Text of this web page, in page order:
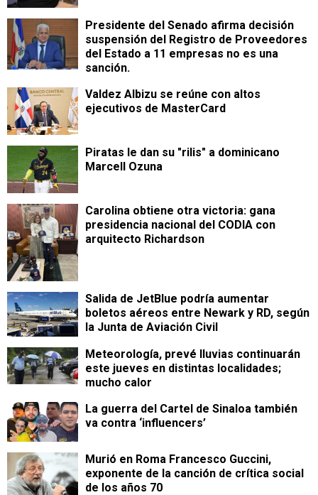
Presidente del Senado afirma decisión
suspensión del Registro de Proveedores
del Estado a 11 empresas no es una
sanción.
Valdez Albizu se reúne con altos
ejecutivos de MasterCard
Piratas le dan su "rilis" a dominicano
Marcell Ozuna
Carolina obtiene otra victoria: gana
presidencia nacional del CODIA con
arquitecto Richardson
Salida de JetBlue podría aumentar
boletos aéreos entre Newark y RD, según
la Junta de Aviación Civil
Meteorología, prevé lluvias continuarán
este jueves en distintas localidades;
mucho calor
La guerra del Cartel de Sinaloa también
va contra ‘influencers’
Murió en Roma Francesco Guccini,
exponente de la canción de crítica social
de los años 70